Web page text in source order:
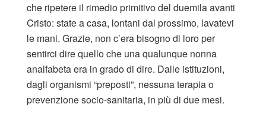
che ripetere il rimedio primitivo del duemila avanti
Cristo: state a casa, lontani dal prossimo, lavatevi
le mani. Grazie, non c’era bisogno di loro per
sentirci dire quello che una qualunque nonna
analfabeta era in grado di dire. Dalle istituzioni,
dagli organismi “preposti”, nessuna terapia o
prevenzione socio-sanitaria, in più di due mesi.